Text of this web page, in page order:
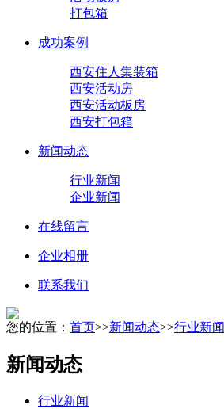
打包箱
成功案例
西安住人集装箱
西安活动房
西安活动板房
西安打包箱
新闻动态
行业新闻
企业新闻
在线留言
企业相册
联系我们
您的位置： 首页>>新闻动态>>行业新闻
新闻动态
行业新闻